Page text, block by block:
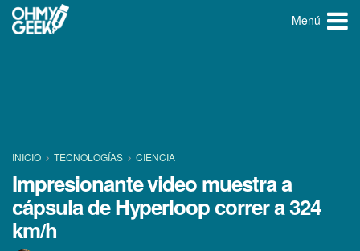
Menú
INICIO TECNOLOGÍ­AS CIENCIA
Impresionante video muestra a
cápsula de Hyperloop correr a 324
km/h